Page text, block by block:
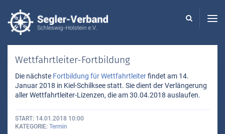
Wettfahrtleiter-Fortbildung
Die nächste Fortbildung für Wettfahrtleiterfindet am 14.
Januar 2018 in Kiel-Schilksee statt. Sie dient der Verlängerung
aller Wettfahrtleiter-Lizenzen, die am 30.04.2018 auslaufen.
START 14.01.2018 10:00
KATEGORIE Termin